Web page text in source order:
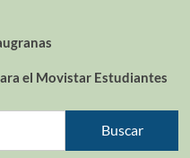
el Movistar Estudiantes